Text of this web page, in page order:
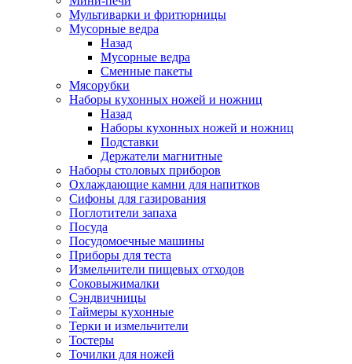
Мультиварки и фритюрницы
Мусорные ведра
Назад
Мусорные ведра
Сменные пакеты
Мясорубки
Наборы кухонных ножей и ножниц
Назад
Наборы кухонных ножей и ножниц
Подставки
Держатели магнитные
Наборы столовых приборов
Охлаждающие камни для напитков
Сифоны для газирования
Поглотители запаха
Посуда
Посудомоечные машины
Приборы для теста
Измельчители пищевых отходов
Cоковыжималки
Сэндвичницы
Таймеры кухонные
Терки и измельчители
Тостеры
Точилки для ножей